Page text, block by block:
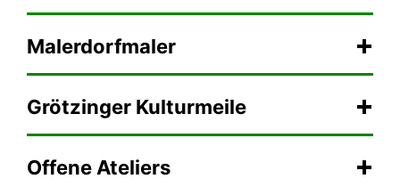
Malerdorfmaler
Grötzinger Kulturmeile
Of­fe­ne Ate­liers